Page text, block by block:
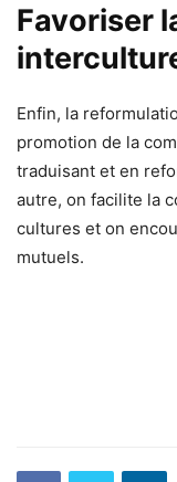
Favoriser
Enfin, la
promotion de la
traduisant et en
autre, on facilite la
cultures et on
mutuels.